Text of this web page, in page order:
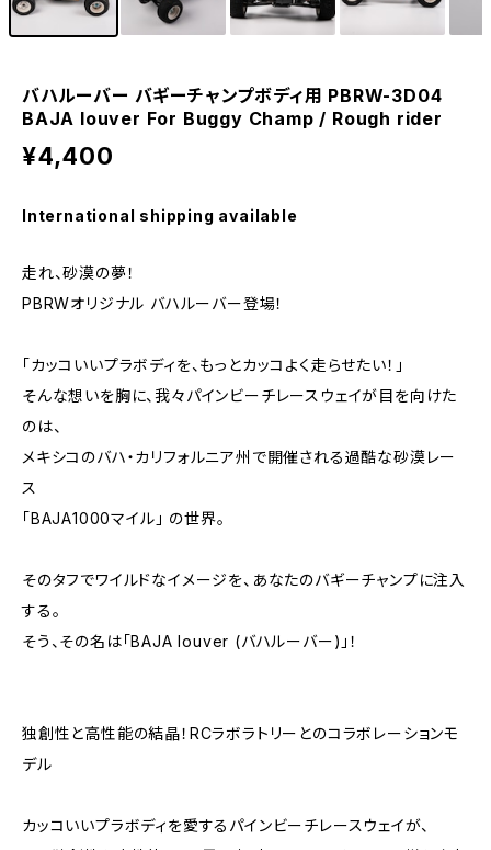
バハルーバー バギーチャンプボディ用 PBRW-3D04
BAJA louver For Buggy Champ / Rough rider
¥4,400
International shipping available
走れ、砂漠の夢！
PBRWオリジナル バハルーバー登場！
「カッコいいプラボディを、もっとカッコよく走らせたい！」
そんな想いを胸に、我々パインビーチレースウェイが目を向けた
のは、
メキシコのバハ・カリフォルニア州で開催される過酷な砂漠レー
ス
「BAJA1000マイル」 の世界。
そのタフでワイルドなイメージを、あなたのバギーチャンプに注入
する。
そう、その名は「BAJA louver (バハルーバー)」！
独創性と高性能の結晶！RCラボラトリーとのコラボレーションモ
デル
カッコいいプラボディを愛するパインビーチレースウェイが、